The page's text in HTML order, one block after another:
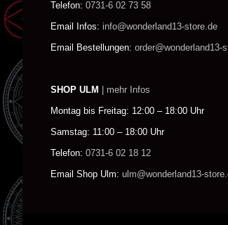
Telefon: 0731-6 02 73 58
Email Infos: info@wonderland13-store.de
Email Bestellungen: order@wonderland13-
SHOP ULM | mehr Infos
Montag bis Freitag: 12:00 – 18:00 Uhr
Samstag: 11:00 – 18:00 Uhr
Telefon: 0731-6 02 18 12
Email Shop Ulm: ulm@wonderland13-